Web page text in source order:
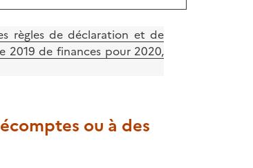
règles de déclaration et de
2019 de finances pour 2020,
ou à des